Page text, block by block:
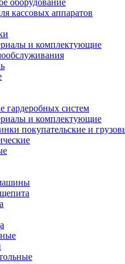
оборудование
кассовых аппаратов
и комплектующие
гардеробных систем
и комплектующие
покупательские и